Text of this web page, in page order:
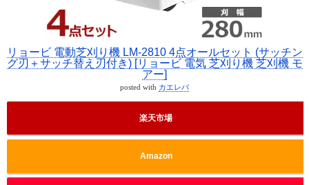
リョービ 電動芝刈り機 LM-2810 4点オールセット (サッチン
グ刃＋サッチ替え刃付き) [リョービ 電気 芝刈り機 芝刈機 モ
アー]
posted with カエレバ
楽天市場
Amazon